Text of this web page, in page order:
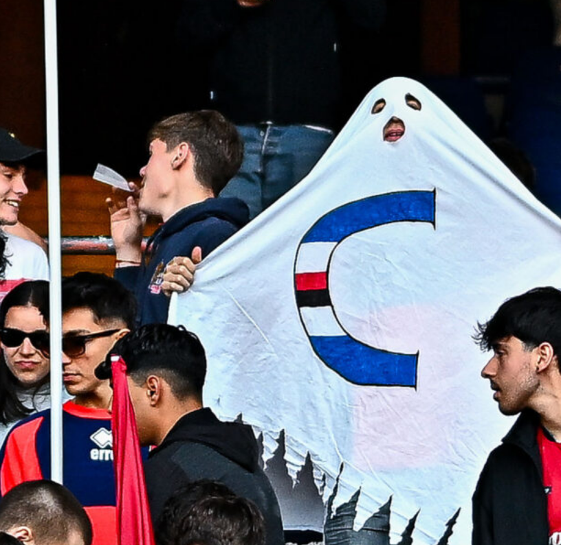
Corsa a tre per Piccoli, il Bologna
un’offerta definitiva
Sow è del Genoa, un centrocampista
da 4 milioni per De Rossi
7 Agosto 2026